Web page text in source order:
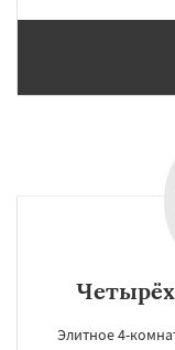
Элитное 4-